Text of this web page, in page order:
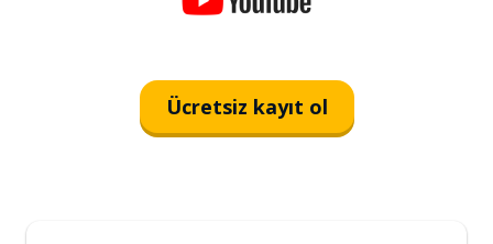
Ücretsiz kayıt ol